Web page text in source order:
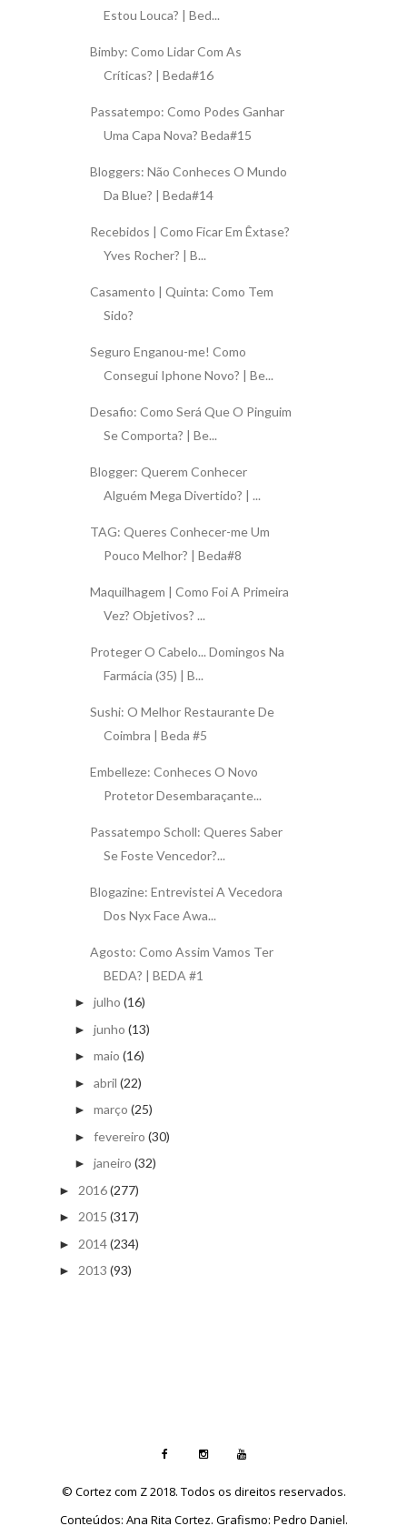
Estou Louca? | Bed...
Bimby: Como Lidar Com As
Críticas? | Beda#16
Passatempo: Como Podes Ganhar
Uma Capa Nova? Beda#15
Bloggers: Não Conheces O Mundo
Da Blue? | Beda#14
Recebidos | Como Ficar Em Êxtase?
Yves Rocher? | B...
Casamento | Quinta: Como Tem
Sido?
Seguro Enganou-me! Como
Consegui Iphone Novo? | Be...
Desafio: Como Será Que O Pinguim
Se Comporta? | Be...
Blogger: Querem Conhecer
Alguém Mega Divertido? | ...
TAG: Queres Conhecer-me Um
Pouco Melhor? | Beda#8
Maquilhagem | Como Foi A Primeira
Vez? Objetivos? ...
Proteger O Cabelo... Domingos Na
Farmácia (35) | B...
Sushi: O Melhor Restaurante De
Coimbra | Beda #5
Embelleze: Conheces O Novo
Protetor Desembaraçante...
Passatempo Scholl: Queres Saber
Se Foste Vencedor?...
Blogazine: Entrevistei A Vecedora
Dos Nyx Face Awa...
Agosto: Como Assim Vamos Ter
BEDA? | BEDA #1
► julho (16)
► junho (13)
► maio (16)
► abril (22)
► março (25)
► fevereiro (30)
► janeiro (32)
► 2016(277)
► 2015 (317)
► 2014(234)
► 2013 (93)
© Cortez com Z 2018. Todos os direitos reservados.
Conteúdos: Ana Rita Cortez. Grafismo: Pedro Daniel.